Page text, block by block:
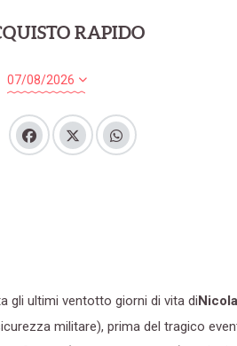
RAPIDO
gli ultimi ventotto giorni di vita di
militare), prima del tragico